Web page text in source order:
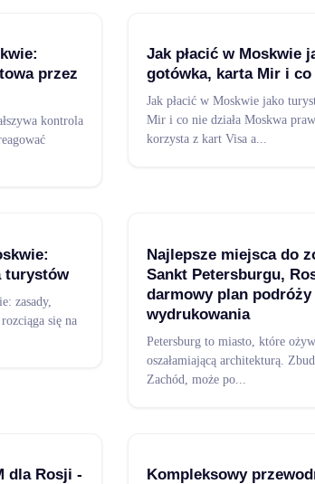
przez
kontrola
Jak płacić w Moskwie
gotówka, karta Mir i co
Jak płacić w Moskwie jako
Mir i co nie działa Moskwa
korzysta z kart Visa a...
turystów
zasady,
się na
Najlepsze miejsca do
Sankt Petersburgu,
darmowy plan podróży
wydrukowania
Petersburg to miasto, które
oszałamiającą architekturą.
Zachód, może po
dla Rosji -
Kompleksowy